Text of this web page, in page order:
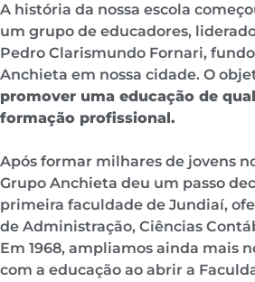
A história da nossa escola
um grupo de educadores,
Pedro Clarismundo Fornari,
Anchieta em nossa cidade. O
promover uma educação de
formação profissional.
Após formar milhares de jovens
Grupo Anchieta deu um passo
primeira faculdade de Jundiaí,
de Administração, Ciências
Em 1968, ampliamos ainda mais
com a educação ao abrir a